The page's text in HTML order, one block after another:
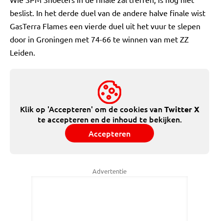
beslist. In het derde duel van de andere halve finale wist
GasTerra Flames een vierde duel uit het vuur te slepen
door in Groningen met 74-66 te winnen van met ZZ
Leiden.
Klik op 'Accepteren' om de cookies vanTwitter X
te accepteren en de inhoud te bekijken.
Accepteren
Advertentie